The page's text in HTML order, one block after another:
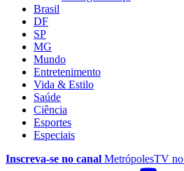
Brasil
DF
SP
MG
Mundo
Entretenimento
Vida & Estilo
Saúde
Ciência
Esportes
Especiais
Inscreva-se no canal MetrópolesTV no